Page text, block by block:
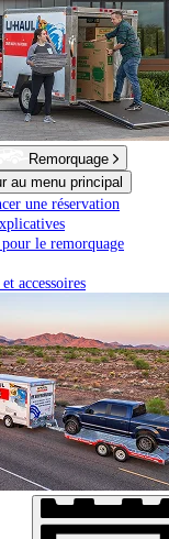
Remorquage
au menu principal
une réservation
le remorquage
accessoires